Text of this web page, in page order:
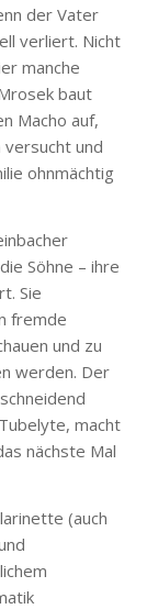
der Vater
verliert. Nicht
manche
baut
Macho auf,
und
ohnmächtig
Söhne – ihre
Sie
fremde
und zu
werden. Der
macht
nächste Mal
(auch